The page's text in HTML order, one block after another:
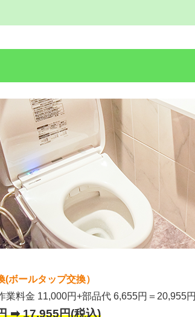
ボールタップ交換）
業料金 11,000円+部品代 6,655円＝20,955円
➡ 17,955円(税込)